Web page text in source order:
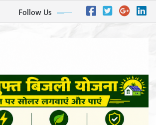
Follow Us